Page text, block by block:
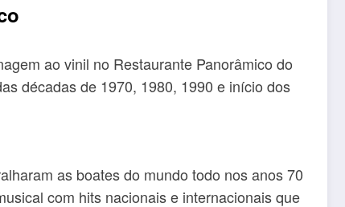
ao vinil no Restaurante Panorâmico do
décadas de 1970, 1980, 1990 e início dos
as boates do mundo todo nos anos 70
com hits nacionais e internacionais que